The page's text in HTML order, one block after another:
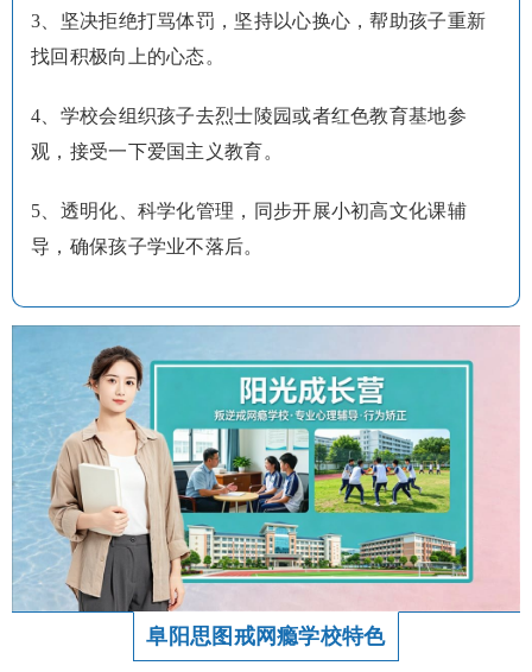
3、坚决拒绝打骂体罚，坚持以心换心，帮助孩子重新
找回积极向上的心态。
4、学校会组织孩子去烈士陵园或者红色教育基地参
观，接受一下爱国主义教育。
5、透明化、科学化管理，同步开展小初高文化课辅
导，确保孩子学业不落后。
阜阳思图戒网瘾学校特色